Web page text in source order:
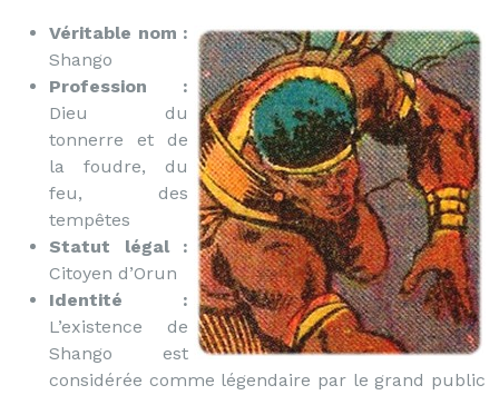
Véritable nom :
Shango
Profession :
Dieu du
tonnerre et de
la foudre, du
feu, des
tempêtes
Statut légal :
Citoyen d’Orun
Identité :
L’existence de
Shango est
considérée comme légendaire par le grand public